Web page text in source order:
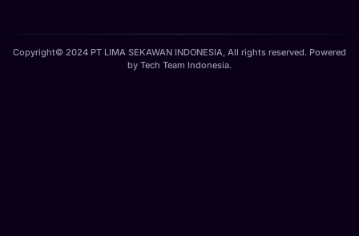
Copyright© 2024 PT LIMA SEKAWAN INDONESIA, All rights reserved. Powered
by Tech Team Indonesia.